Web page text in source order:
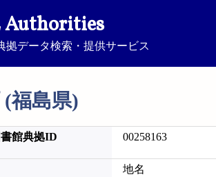
Authorities
拠データ検索・提供サービス
(福島県)
館典拠ID 00258163
地名